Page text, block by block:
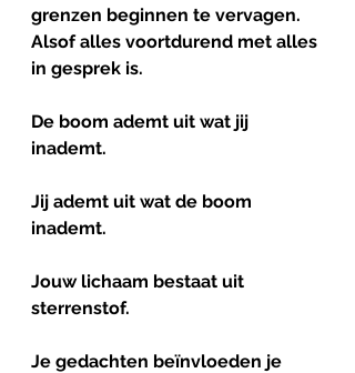
grenzen beginnen te vervagen.
Alsof alles voortdurend met alles
in gesprek is.
De boom ademt uit wat jij
inademt.
Jij ademt uit wat de boom
inademt.
Jouw lichaam bestaat uit
sterrenstof.
Je gedachten beïnvloeden je